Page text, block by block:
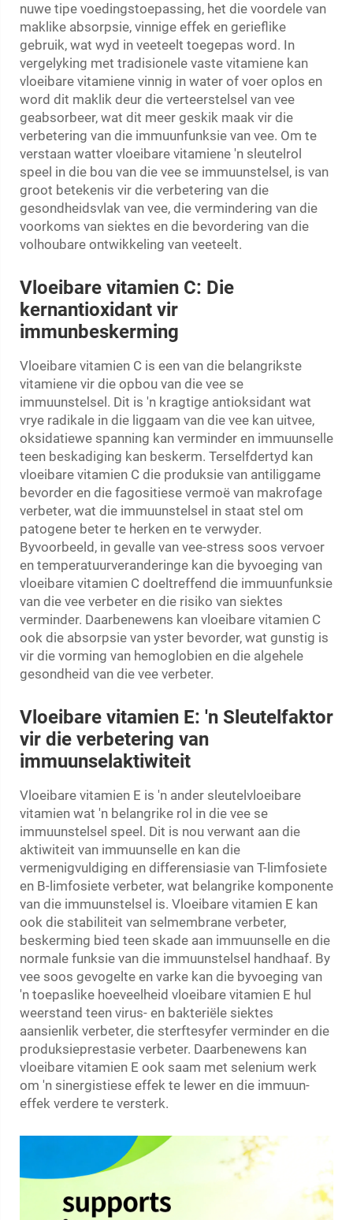
nuwe tipe voedingstoepassing, het die voordele van
maklike absorpsie, vinnige effek en gerieflike
gebruik, wat wyd in veeteelt toegepas word. In
vergelyking met tradisionele vaste vitamiene kan
vloeibare vitamiene vinnig in water of voer oplos en
word dit maklik deur die verteerstelsel van vee
geabsorbeer, wat dit meer geskik maak vir die
verbetering van die immuunfunksie van vee. Om te
verstaan watter vloeibare vitamiene 'n sleutelrol
speel in die bou van die vee se immuunstelsel, is van
groot betekenis vir die verbetering van die
gesondheidsvlak van vee, die vermindering van die
voorkoms van siektes en die bevordering van die
volhoubare ontwikkeling van veeteelt.
Vloeibare vitamien C: Die
kernantioxidant vir
immunbeskerming
Vloeibare vitamien C is een van die belangrikste
vitamiene vir die opbou van die vee se
immuunstelsel. Dit is 'n kragtige antioksidant wat
vrye radikale in die liggaam van die vee kan uitvee,
oksidatiewe spanning kan verminder en immuunselle
teen beskadiging kan beskerm. Terselfdertyd kan
vloeibare vitamien C die produksie van antiliggame
bevorder en die fagositiese vermoë van makrofage
verbeter, wat die immuunstelsel in staat stel om
patogene beter te herken en te verwyder.
Byvoorbeeld, in gevalle van vee-stress soos vervoer
en temperatuurveranderinge kan die byvoeging van
vloeibare vitamien C doeltreffend die immuunfunksie
van die vee verbeter en die risiko van siektes
verminder. Daarbenewens kan vloeibare vitamien C
ook die absorpsie van yster bevorder, wat gunstig is
vir die vorming van hemoglobien en die algehele
gesondheid van die vee verbeter.
Vloeibare vitamien E: 'n Sleutelfaktor
vir die verbetering van
immuunselaktiwiteit
Vloeibare vitamien E is 'n ander sleutelvloeibare
vitamien wat 'n belangrike rol in die vee se
immuunstelsel speel. Dit is nou verwant aan die
aktiwiteit van immuunselle en kan die
vermenigvuldiging en differensiasie van T-limfosiete
en B-limfosiete verbeter, wat belangrike komponente
van die immuunstelsel is. Vloeibare vitamien E kan
ook die stabiliteit van selmembrane verbeter,
beskerming bied teen skade aan immuunselle en die
normale funksie van die immuunstelsel handhaaf. By
vee soos gevogelte en varke kan die byvoeging van
'n toepaslike hoeveelheid vloeibare vitamien E hul
weerstand teen virus- en bakteriële siektes
aansienlik verbeter, die sterftesyfer verminder en die
produksieprestasie verbeter. Daarbenewens kan
vloeibare vitamien E ook saam met selenium werk
om 'n sinergistiese effek te lewer en die immuun-
effek verdere te versterk.